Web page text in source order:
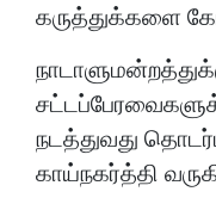
கருத்துக்களை
நடத்துவது
காய்நகர்த்தி